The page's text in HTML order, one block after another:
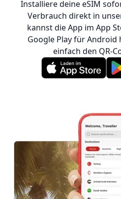
Installiere deine eSIM
Verbrauch direkt in
kannst die App im App
Google Play für
einfach den QR-